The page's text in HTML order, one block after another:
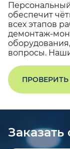
обеспечит
всех этапов
демонтаж-
вопросы.